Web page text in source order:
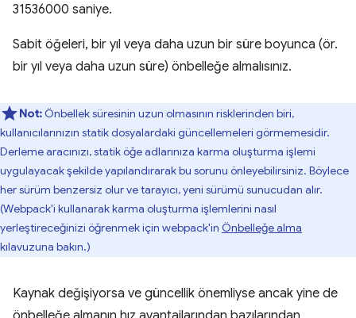
31536000 saniye.
Sabit öğeleri, bir yıl veya daha uzun bir süre boyunca (ör.
bir yıl veya daha uzun süre) önbelleğe almalısınız.
Not: Önbellek süresinin uzun olmasının risklerinden biri,
kullanıcılarınızın statik dosyalardaki güncellemeleri görmemesidir.
Derleme aracınızı, statik öğe adlarınıza karma oluşturma işlemi
uygulayacak şekilde yapılandırarak bu sorunu önleyebilirsiniz. Böylece
her sürüm benzersiz olur ve tarayıcı, yeni sürümü sunucudan alır.
(Webpack'i kullanarak karma oluşturma işlemlerini nasıl
yerleştireceğinizi öğrenmek için webpack'in Önbelleğe alma
kılavuzuna bakın.)
Kaynak değişiyorsa ve güncellik önemliyse ancak yine de